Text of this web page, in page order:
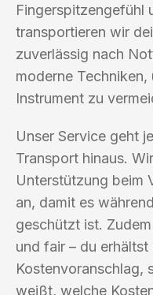
Fingerspitzengefühl
transportieren wir
zuverlässig nach
moderne Techniken,
Instrument zu
Unser Service geht
Transport hinaus.
Unterstützung beim
an, damit es
geschützt ist.
und fair – du
Kostenvoranschlag,
weißt, welche